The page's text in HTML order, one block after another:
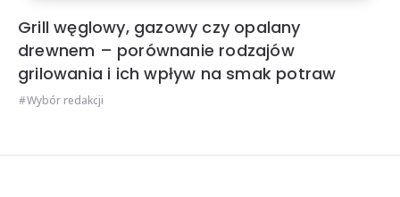
Grill węglowy, gazowy czy opalany
drewnem – porównanie rodzajów
grilowania i ich wpływ na smak potraw
Wybór redakcji